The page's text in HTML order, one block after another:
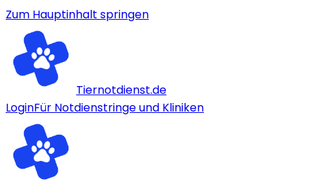
Zum Hauptinhalt springen
Tiernotdienst.de
LoginFür Notdienstringe und Kliniken